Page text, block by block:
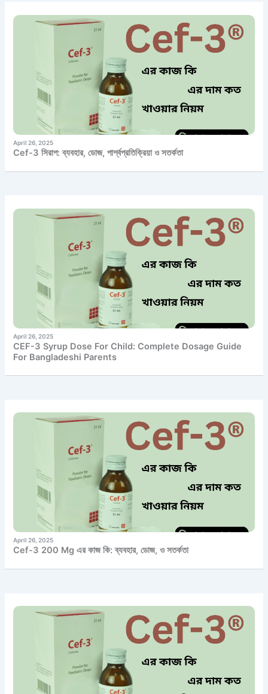
April 26, 2025
Cef-3 সিরাপ: ব্যবহার, ডোজ, পার্শ্বপ্রতিক্রিয়া ও সতর্কতা
April 26, 2025
CEF-3 Syrup Dose For Child: Complete Dosage Guide
For Bangladeshi Parents
April 26, 2025
Cef-3 200 Mg এর কাজ কি: ব্যবহার, ডোজ, ও সতর্কতা